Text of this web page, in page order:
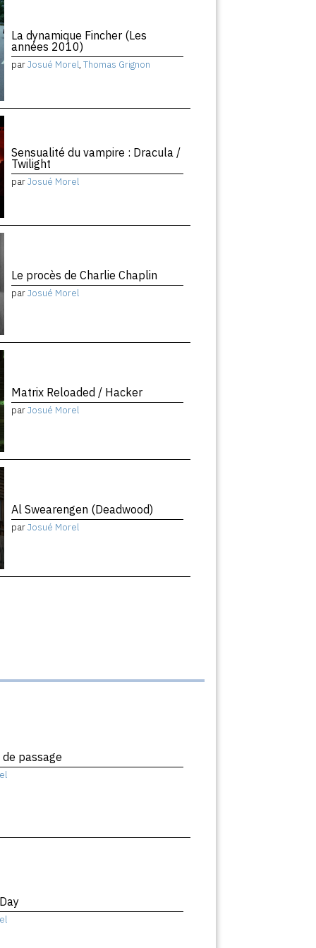
La dynamique Fincher (Les
années 2010)
parJosué Morel, Thomas Grignon
Sensualité du vampire : Dracula /
Twilight
parJosué Morel
Le procès de Charlie Chaplin
parJosué Morel
Matrix Reloaded / Hacker
parJosué Morel
Al Swearengen (Deadwood)
parJosué Morel
de passage